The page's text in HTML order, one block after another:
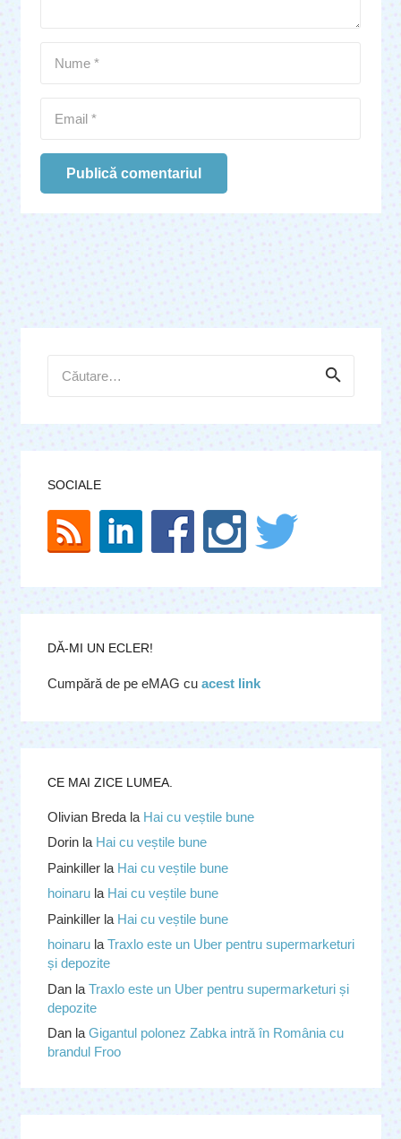
Publică comentariul
după:
SOCIALE
DĂ-MI UN ECLER!
Cumpără de pe eMAG cu acest link
CE MAI ZICE LUMEA.
Olivian Bredala Hai cu veștile bune
Dorinla Hai cu veștile bune
Painkillerla Hai cu veștile bune
hoinarula Hai cu veștile bune
Painkillerla Hai cu veștile bune
hoinarula Traxlo este un Uber pentru supermarketuri
și depozite
Danla Traxlo este un Uber pentru supermarketuri și
depozite
Danla Gigantul polonez Zabka intră în România cu
brandul Froo